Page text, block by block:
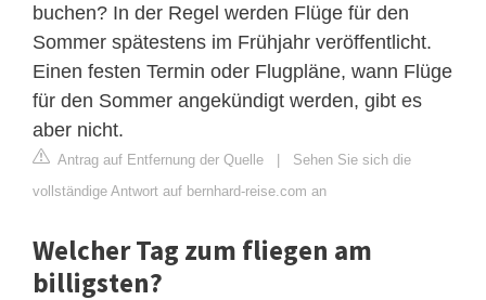
buchen? In der Regel werden Flüge für den
Sommer spätestens im Frühjahr veröffentlicht.
Einen festen Termin oder Flugpläne, wann Flüge
für den Sommer angekündigt werden, gibt es
aber nicht.
Antrag auf Entfernung der Quelle | Sehen Sie sich die
vollständige Antwort auf bernhard-reise.com an
Welcher Tag zum fliegen am
billigsten?